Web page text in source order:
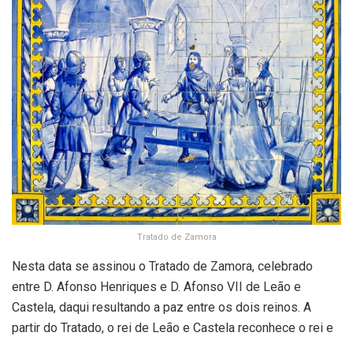
Tratado de Zamora
Nesta data se assinou o Tratado de Zamora, celebrado
entre D. Afonso Henriques e D. Afonso VII de Leão e
Castela, daqui resultando a paz entre os dois reinos. A
partir do Tratado, o rei de Leão e Castela reconhece o rei e